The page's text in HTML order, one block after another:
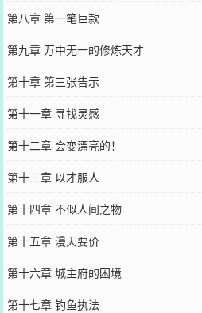
第八章 第一笔巨款
第九章 万中无一的修炼天才
第十章 第三张告示
第十一章 寻找灵感
第十二章 会变漂亮的！
第十三章 以才服人
第十四章 不似人间之物
第十五章 漫天要价
第十六章 城主府的困境
第十七章 钓鱼执法